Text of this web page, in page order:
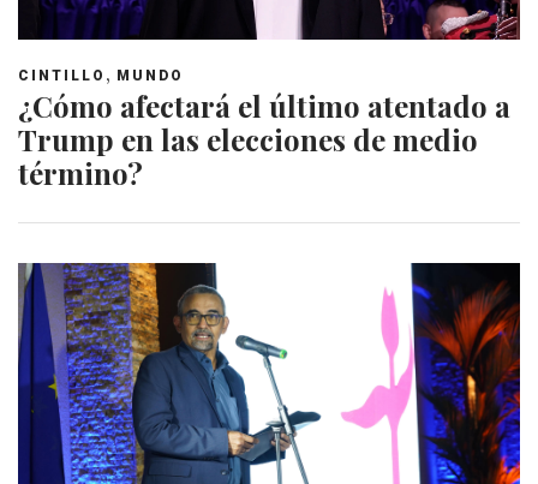
CINTILLO , MUNDO
¿Cómo afectará el último atentado a
Trump en las elecciones de medio
término?